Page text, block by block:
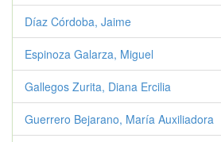
Díaz Córdoba, Jaime
Espinoza Galarza, Miguel
Gallegos Zurita, Diana Ercilia
Guerrero Bejarano, María Auxiliadora